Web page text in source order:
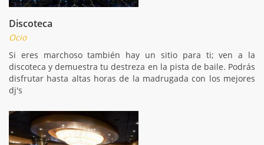
Discoteca
Ocio
Si eres marchoso también hay un sitio para ti; ven a la
discoteca y demuestra tu destreza en la pista de baile. Podrás
disfrutar hasta altas horas de la madrugada con los mejores
dj's